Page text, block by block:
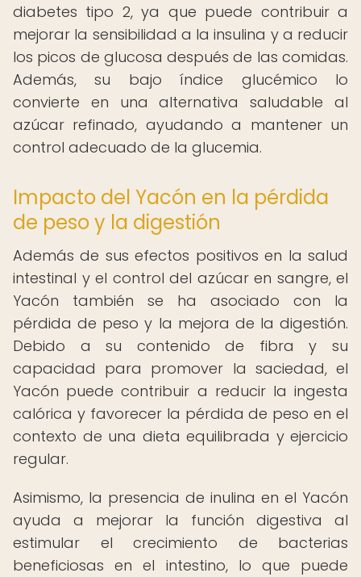
diabetes tipo 2, ya que puede contribuir a
mejorar la sensibilidad a la insulina y a reducir
los picos de glucosa después de las comidas.
Además, su bajo índice glucémico lo
convierte en una alternativa saludable al
azúcar refinado, ayudando a mantener un
control adecuado de la glucemia.
Impacto del Yacón en la pérdida
de peso y la digestión
Además de sus efectos positivos en la salud
intestinal y el control del azúcar en sangre, el
Yacón también se ha asociado con la
pérdida de peso y la mejora de la digestión.
Debido a su contenido de fibra y su
capacidad para promover la saciedad, el
Yacón puede contribuir a reducir la ingesta
calórica y favorecer la pérdida de peso en el
contexto de una dieta equilibrada y ejercicio
regular.
Asimismo, la presencia de inulina en el Yacón
ayuda a mejorar la función digestiva al
estimular el crecimiento de bacterias
beneficiosas en el intestino, lo que puede